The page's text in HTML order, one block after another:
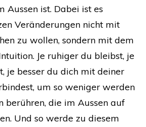
Aussen ist. Dabei ist es
Veränderungen nicht mit
zu wollen, sondern mit dem
Je ruhiger du bleibst, je
je besser du dich mit deiner
um so weniger werden
berühren, die im Aussen auf
Und so werde zu diesem